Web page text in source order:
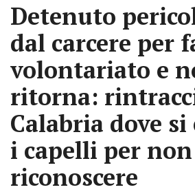
Detenuto
dal carcere per
volontariato e
ritorna:
Calabria dove
i capelli per
riconoscere